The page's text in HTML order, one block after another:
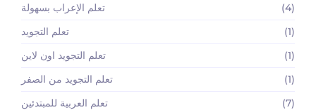
تعلم الإعراب بسهولة
(4)
تعلم التجويد
(1)
تعلم التجويد اون لاين
(1)
تعلم التجويد من الصفر
(1)
تعلم العربية للمبتدئين
(7)